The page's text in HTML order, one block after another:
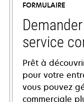
FORMULAIRE
service
Prêt à
pour votre
vous pouvez
commerciale